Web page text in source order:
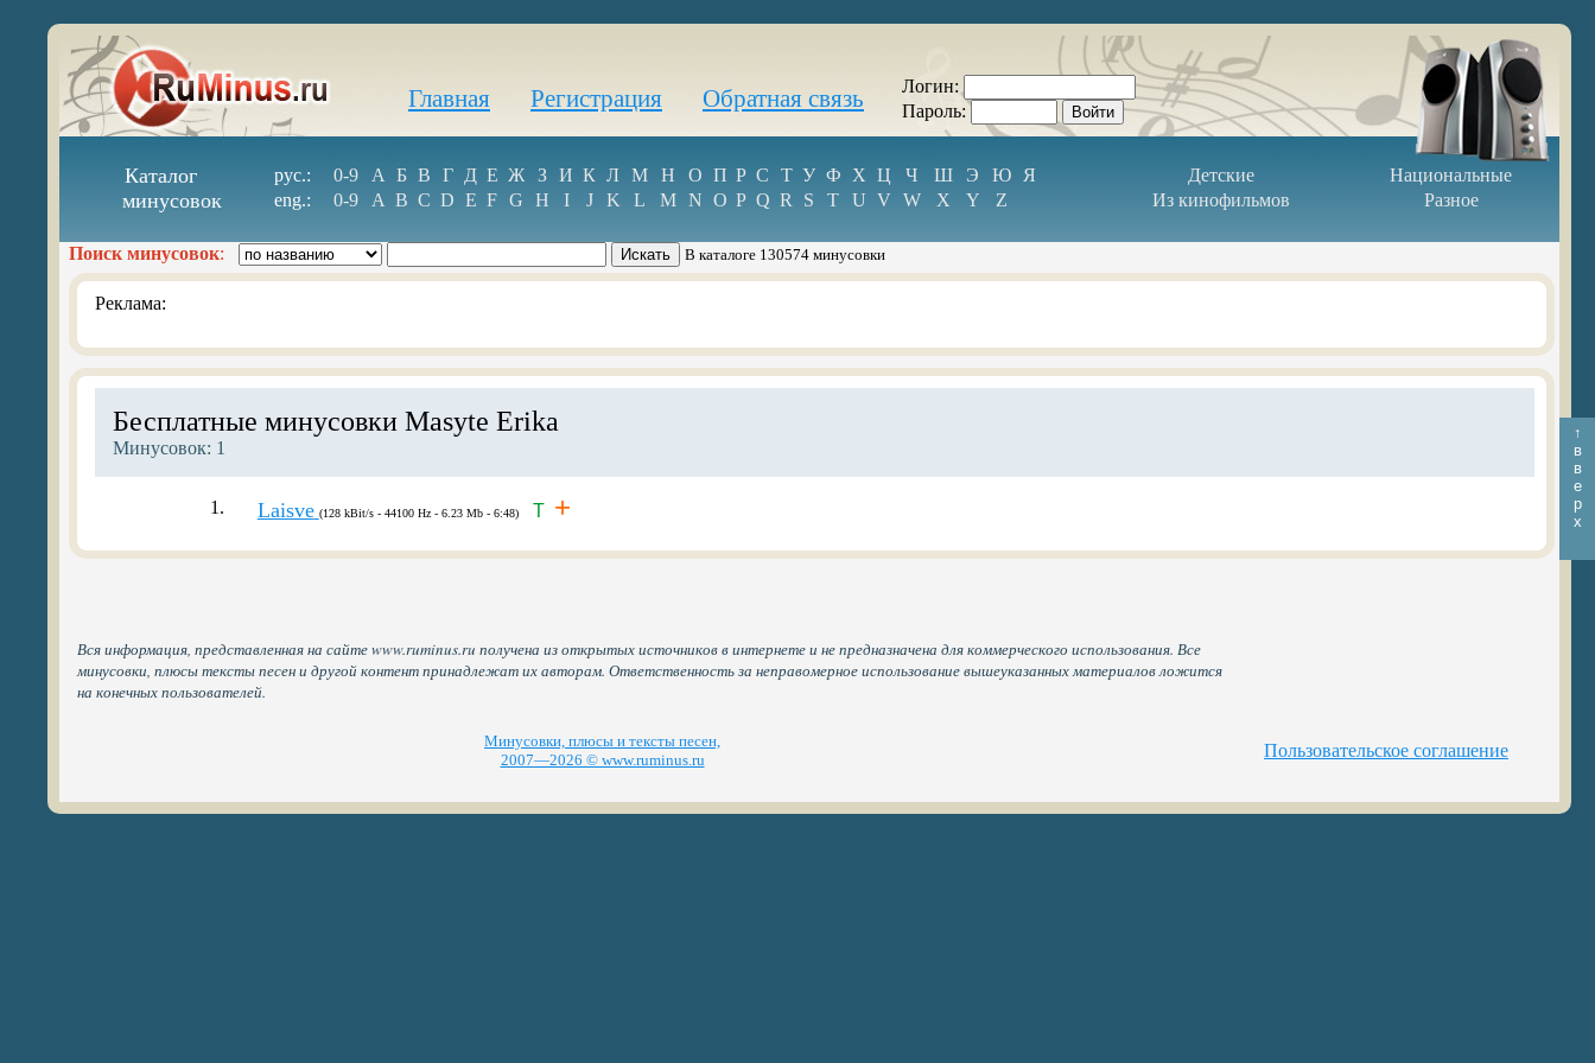
Главная Регистрация Обратная связь
Логин:
Пароль:
Каталог
минусовок
рус.: 0-9 А Б В Г Д Е Ж З И К Л М Н О П Р С Т У Ф Х Ц Ч Ш Э Ю Я Детские
Национальные
eng.:
0-9 A B C D E F G H I J K L M N O P Q R S T U V W X Y Z Из кинофильмов Разное
Поиск минусовок: В каталоге 130574 минусовки
Реклама:
Бесплатные минусовки Masyte Erika
Минусовок: 1
1. Laisve (128 kBit/s - 44100 Hz - 6.23 Mb - 6:48) T +
Вся информация, представленная на сайте www.ruminus.ru получена из открытых источников в интернете и не предназначена для коммерческого использования. Все
минусовки, плюсы тексты песен и другой контент принадлежат их авторам. Ответственность за неправомерное использование вышеуказанных материалов ложится
на конечных пользователей.
Минусовки, плюсы и тексты песен,
2007—2026 © www.ruminus.ru
Пользовательское соглашение
↑
в
в
е
р
х